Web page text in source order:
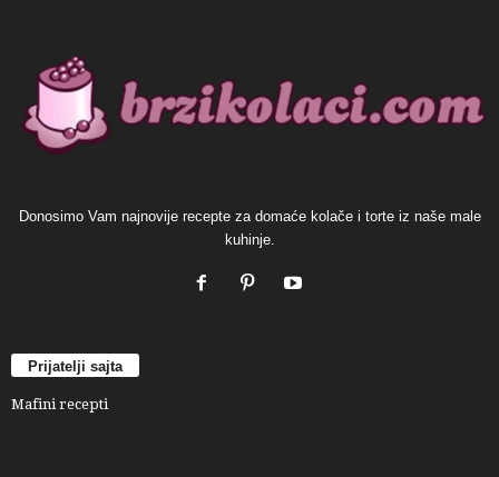
Donosimo Vam najnovije recepte za domaće kolače i torte iz naše male
kuhinje.
Prijatelji sajta
Mafini recepti